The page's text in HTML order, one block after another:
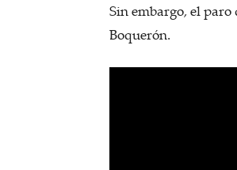
Sin embargo, el
Boquerón.